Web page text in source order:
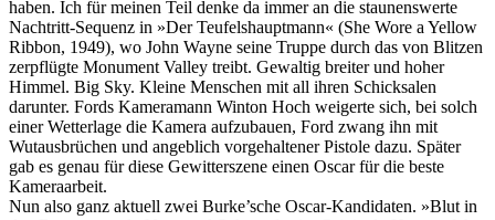
haben. Ich für meinen Teil denke da immer an die staunenswerte
Nachtritt-Sequenz in »Der Teufelshauptmann« (She Wore a Yellow
Ribbon, 1949), wo John Wayne seine Truppe durch das von Blitzen
zerpflügte Monument Valley treibt. Gewaltig breiter und hoher
Himmel. Big Sky. Kleine Menschen mit all ihren Schicksalen
darunter. Fords Kameramann Winton Hoch weigerte sich, bei solch
einer Wetterlage die Kamera aufzubauen, Ford zwang ihn mit
Wutausbrüchen und angeblich vorgehaltener Pistole dazu. Später
gab es genau für diese Gewitterszene einen Oscar für die beste
Kameraarbeit.
Nun also ganz aktuell zwei Burke’sche Oscar-Kandidaten. »Blut in